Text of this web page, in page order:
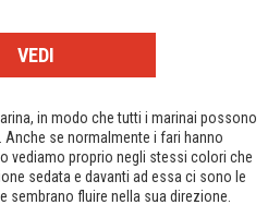
VEDI
in modo che tutti i marinai possono
se normalmente i fari hanno
vediamo proprio negli stessi colori che
sedata e davanti ad essa ci sono le
sembrano fluire nella sua direzione.